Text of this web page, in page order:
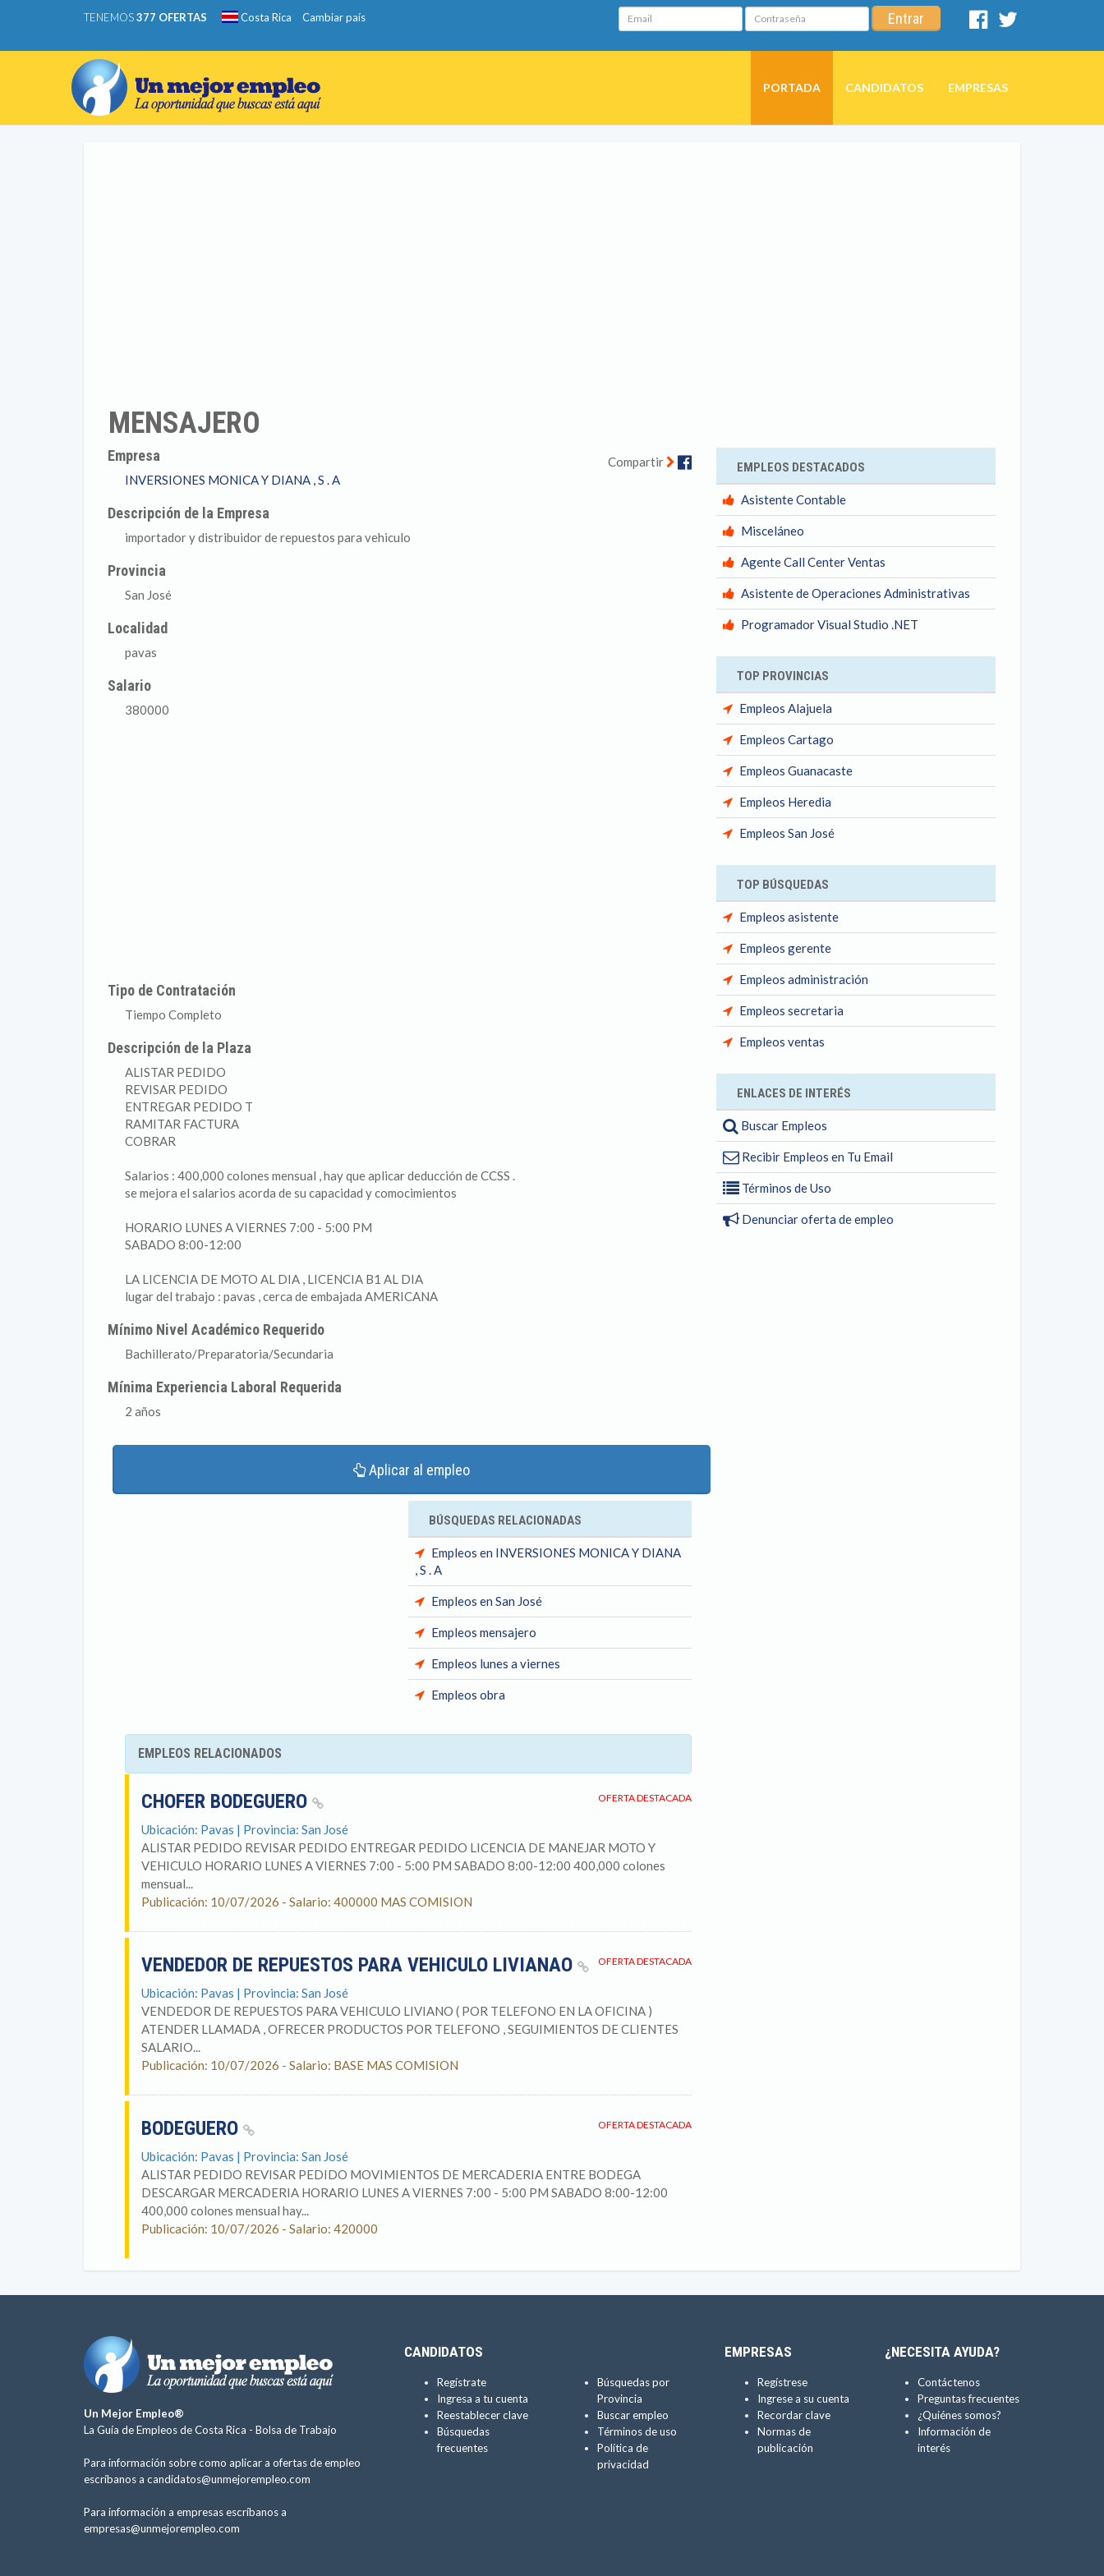
TENEMOS377 OFERTAS Costa Rica Cambiar país Email Contraseña Entrar
Facebook
PORTADA CANDIDATOS EMPRESAS
MENSAJERO
Compartir Facebook
Empresa
INVERSIONES MONICA Y DIANA , S . A
Descripción de la Empresa
importador y distribuidor de repuestos para vehiculo
Provincia
San José
Localidad
pavas
Salario
380000
Tipo de Contratación
Tiempo Completo
Descripción de la Plaza
ALISTAR PEDIDO
REVISAR PEDIDO
ENTREGAR PEDIDO T
RAMITAR FACTURA
COBRAR
Salarios : 400,000 colones mensual , hay que aplicar deducción de CCSS .
se mejora el salarios acorda de su capacidad y comocimientos
HORARIO LUNES A VIERNES 7:00 - 5:00 PM
SABADO 8:00-12:00
LA LICENCIA DE MOTO AL DIA , LICENCIA B1 AL DIA
lugar del trabajo : pavas , cerca de embajada AMERICANA
Mínimo Nivel Académico Requerido
Bachillerato/Preparatoria/Secundaria
Mínima Experiencia Laboral Requerida
2 años
Aplicar al empleo
BÚSQUEDAS RELACIONADAS
Empleos en INVERSIONES MONICA Y DIANA
, S . A
Empleos en San José
Empleos mensajero
Empleos lunes a viernes
Empleos obra
EMPLEOS RELACIONADOS
OFERTA DESTACADA
CHOFER BODEGUERO
Ubicación: Pavas | Provincia: San José
ALISTAR PEDIDO REVISAR PEDIDO ENTREGAR PEDIDO LICENCIA DE MANEJAR MOTO Y
VEHICULO HORARIO LUNES A VIERNES 7:00 - 5:00 PM SABADO 8:00-12:00 400,000 colones
mensual...
Publicación: 10/07/2026 - Salario: 400000 MAS COMISION
OFERTA DESTACADA
VENDEDOR DE REPUESTOS PARA VEHICULO LIVIANAO
Ubicación: Pavas | Provincia: San José
VENDEDOR DE REPUESTOS PARA VEHICULO LIVIANO ( POR TELEFONO EN LA OFICINA )
ATENDER LLAMADA , OFRECER PRODUCTOS POR TELEFONO , SEGUIMIENTOS DE CLIENTES
SALARIO...
Publicación: 10/07/2026 - Salario: BASE MAS COMISION
OFERTA DESTACADA
BODEGUERO
Ubicación: Pavas | Provincia: San José
ALISTAR PEDIDO REVISAR PEDIDO MOVIMIENTOS DE MERCADERIA ENTRE BODEGA
DESCARGAR MERCADERIA HORARIO LUNES A VIERNES 7:00 - 5:00 PM SABADO 8:00-12:00
400,000 colones mensual hay...
Publicación: 10/07/2026 - Salario: 420000
EMPLEOS DESTACADOS
Asistente Contable
Misceláneo
Agente Call Center Ventas
Asistente de Operaciones Administrativas
Programador Visual Studio .NET
TOP PROVINCIAS
Empleos Alajuela
Empleos Cartago
Empleos Guanacaste
Empleos Heredia
Empleos San José
TOP BÚSQUEDAS
Empleos asistente
Empleos gerente
Empleos administración
Empleos secretaria
Empleos ventas
ENLACES DE INTERÉS
Buscar Empleos
Recibir Empleos en Tu Email
Términos de Uso
Denunciar oferta de empleo
Un Mejor Empleo®
La Guía de Empleos de Costa Rica - Bolsa de Trabajo
Para información sobre como aplicar a ofertas de empleo
escríbanos a candidatos@unmejorempleo.com
Para información a empresas escríbanos a
empresas@unmejorempleo.com
CANDIDATOS
Regístrate
Ingresa a tu cuenta
Reestablecer clave
Búsquedas
frecuentes
Búsquedas por
Provincia
Buscar empleo
Términos de uso
Política de
privacidad
EMPRESAS
Regístrese
Ingrese a su cuenta
Recordar clave
Normas de
publicación
¿NECESITA AYUDA?
Contáctenos
Preguntas frecuentes
¿Quiénes somos?
Información de
interés